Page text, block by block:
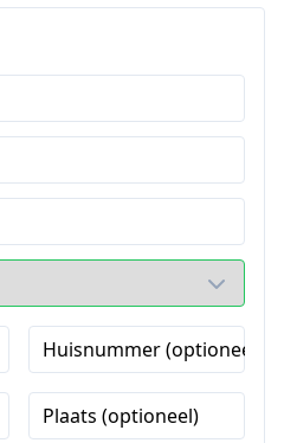
Huisnummer (optioneel)
Plaats (optioneel)